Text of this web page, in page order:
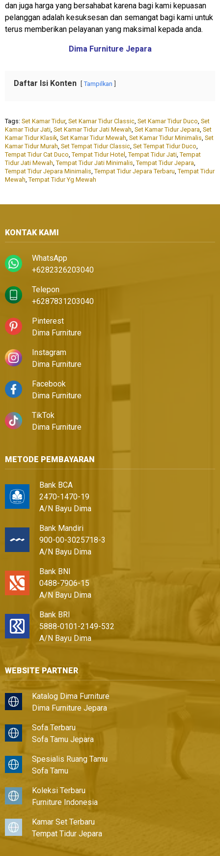
dan juga harga yang bersahabat karena bagi kami kepuasan
pelanggan adalah kesuksesan dan semangat bagi kami untuk
terus memberikan pelayanan yang maksimal kepada anda.
Dima Furniture Jepara
Daftar Isi Konten Tampilkan
Tags: Set Kamar Tidur, Set Kamar Tidur Classic Set Kamar Tidur Duco Set
Kamar Tidur Jati Set Kamar Tidur Jati Mewah Set Kamar Tidur Jepara Set
Kamar Tidur Klasik Set Kamar Tidur Mewah Set Kamar Tidur Minimalis Set
Kamar Tidur Murah Set Tempat Tidur Classic Set Tempat Tidur Duco
Tempat Tidur Cat Duco Tempat Tidur Hotel Tempat Tidur Jati Tempat
Tidur Jati Mewah Tempat Tidur Jati Minimalis Tempat Tidur Jepara
Tempat Tidur Jepara Minimalis Tempat Tidur Jepara Terbaru Tempat Tidur
Mewah Tempat Tidur Yg Mewah
KONTAK KAMI
WhatsApp
+6282326203040
Telepon
+6287831203040
Pinterest
Dima Furniture
Instagram
Dima Furniture
Facebook
Dima Furniture
TikTok
Dima Furniture
METODE PEMBAYARAN
Bank BCA
2470-1470-19
A/N Bayu Dima
Bank Mandiri
900-00-3025718-3
A/N Bayu Dima
Bank BNI
0488-7906-15
A/N Bayu Dima
Bank BRI
5888-0101-2149-532
A/N Bayu Dima
WEBSITE PARTNER
Katalog Dima Furniture
Dima Furniture Jepara
Sofa Terbaru
Sofa Tamu Jepara
Spesialis Ruang Tamu
Sofa Tamu
Koleksi Terbaru
Furniture Indonesia
Kamar Set Terbaru
Tempat Tidur Jepara